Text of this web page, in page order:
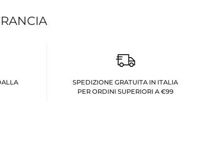
SPEDIZIONE GRATUITA IN ITALIA
PER ORDINI SUPERIORI A €99